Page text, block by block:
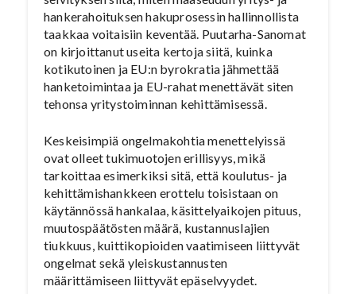
hankerahoituksen hakuprosessin hallinnollista
taakkaa voitaisiin keventää. Puutarha-Sanomat
on kirjoittanut useita kertoja siitä, kuinka
kotikutoinen ja EU:n byrokratia jähmettää
hanketoimintaa ja EU-rahat menettävät siten
tehonsa yritystoiminnan kehittämisessä.
Keskeisimpiä ongelmakohtia menettelyissä
ovat olleet tukimuotojen erillisyys, mikä
tarkoittaa esimerkiksi sitä, että koulutus- ja
kehittämishankkeen erottelu toisistaan on
käytännössä hankalaa, käsittelyaikojen pituus,
muutospäätösten määrä, kustannuslajien
tiukkuus, kuittikopioiden vaatimiseen liittyvät
ongelmat sekä yleiskustannusten
määrittämiseen liittyvät epäselvyydet.